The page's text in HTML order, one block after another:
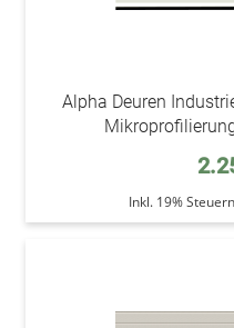
Alpha Deuren
Inkl. 19% Steuern